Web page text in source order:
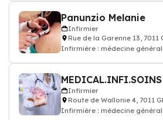
Panunzio Melanie
Infirmier
Rue de la Garenne 13, 7011
Infirmière : médecine
MEDICAL.INFI.SOINS
Infirmier
Route de Wallonie 4, 7011
Infirmière : médecine